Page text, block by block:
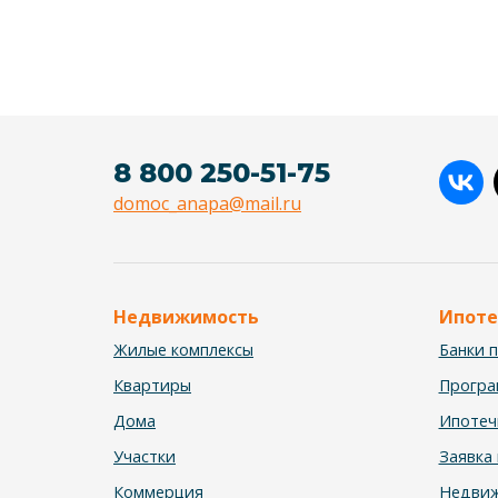
8 800 250-51-75
domoc_anapa@mail.ru
Недвижимость
Жилые комплексы
Квартиры
Дома
Участки
Коммерция
Банки
Заявка